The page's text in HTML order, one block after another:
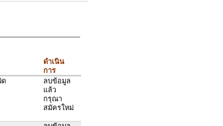
ดำเนิน
การ
ด
ลบข้อมูล
แล้ว
กรุณา
สมัครใหม่